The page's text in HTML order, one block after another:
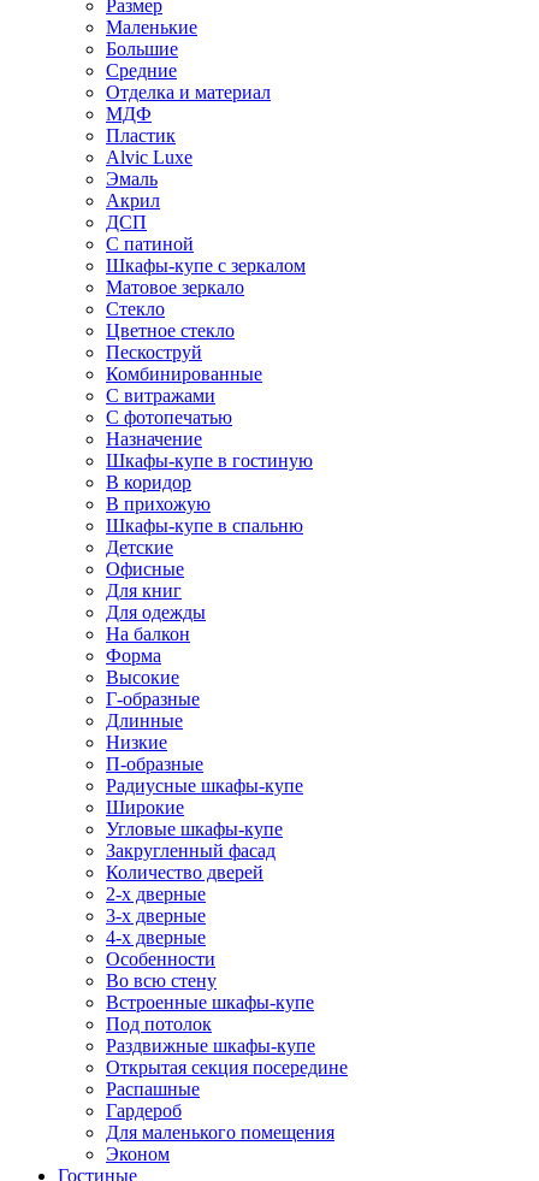
Размер
Маленькие
Большие
Средние
Отделка и материал
МДФ
Пластик
Alvic Luxe
Эмаль
Акрил
ДСП
С патиной
Шкафы-купе с зеркалом
Матовое зеркало
Стекло
Цветное стекло
Пескоструй
Комбинированные
С витражами
С фотопечатью
Назначение
Шкафы-купе в гостиную
В коридор
В прихожую
Шкафы-купе в спальню
Детские
Офисные
Для книг
Для одежды
На балкон
Форма
Высокие
Г-образные
Длинные
Низкие
П-образные
Радиусные шкафы-купе
Широкие
Угловые шкафы-купе
Закругленный фасад
Количество дверей
2-х дверные
3-х дверные
4-х дверные
Особенности
Во всю стену
Встроенные шкафы-купе
Под потолок
Раздвижные шкафы-купе
Открытая секция посередине
Распашные
Гардероб
Для маленького помещения
Эконом
Гостиные